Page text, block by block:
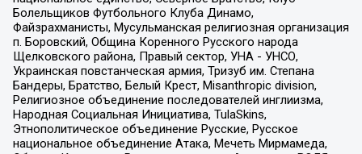
Болельщиков Футбольного Клуба Динамо,
Файзрахманисты, Мусульманская религиозная организация
п. Боровский, Община Коренного Русского народа
Щелковского района, Правый сектор, УНА - УНСО,
Украинская повстанческая армия, Тризуб им. Степана
Бандеры, Братство, Белый Крест, Misanthropic division,
Религиозное объединение последователей инглиизма,
Народная Социальная Инициатива, TulaSkins,
Этнополитическое объединение Русские, Русское
национальное объединение Атака, Мечеть Мирмамеда,